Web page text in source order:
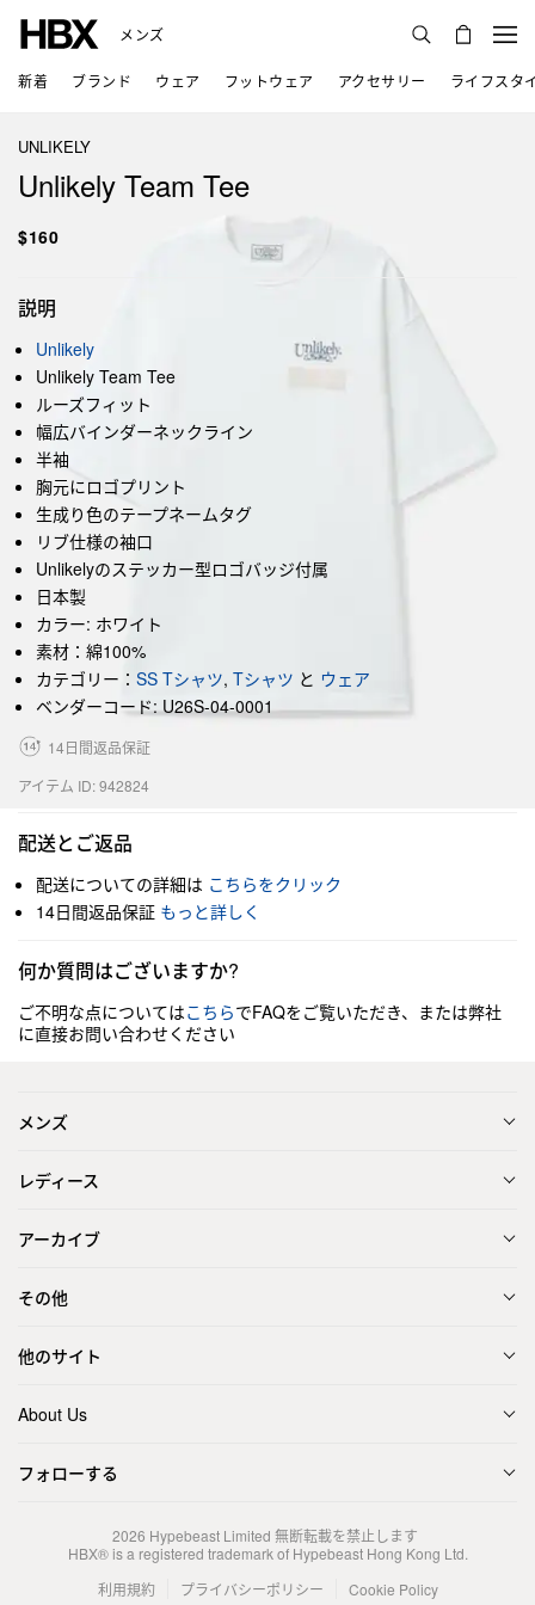
メンズ
新着 ブランド ウェア フットウェア アクセサリー ライフスタ
UNLIKELY
Unlikely Team Tee
$160
説明
Unlikely
Unlikely Team Tee
ルーズフィット
幅広バインダーネックライン
半袖
胸元にロゴプリント
生成り色のテープネームタグ
リブ仕様の袖口
Unlikelyのステッカー型ロゴバッジ付属
日本製
カラー: ホワイト
素材：綿100%
カテゴリー： SS Tシャツ, Tシャツ と ウェア
ベンダーコード: U26S-04-0001
14日間返品保証
アイテム ID: 942824
配送とご返品
配送についての詳細は こちらをクリック
14日間返品保証 もっと詳しく
何か質問はございますか?
ご不明な点についてはこちらでFAQをご覧いただき、または弊社
に直接お問い合わせください
メンズ
レディース
アーカイブ
その他
他のサイト
About Us
フォローする
2026 Hypebeast Limited 無断転載を禁止します
HBX® is a registered trademark of Hypebeast Hong Kong Ltd.
利用規約
プライバシーポリシー Cookie Policy